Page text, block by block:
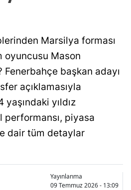
Marsilya forması
oyuncusu Mason
başkan adayı
açıklamasıyla
yıldız
piyasa
dair tüm detaylar
Yayınlanma
09 Temmuz 2026 - 13:09